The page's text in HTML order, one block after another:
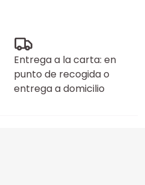
Entrega a la carta: en
punto de recogida o
entrega a domicilio